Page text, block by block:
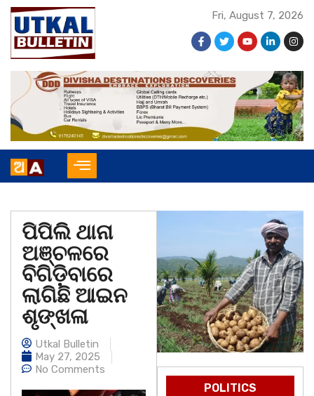
Fri, August 7, 2026
ପିପିଲି ଥାନା
ଅଞ୍ଚଳରେ
ବିଗିଡ଼ିବାରେ
ଲାଗିଛି ଆଇନ
ଶୃଙ୍ଖଳା
Utkal Bulletin
May 27, 2025
No Comments
POLITICS